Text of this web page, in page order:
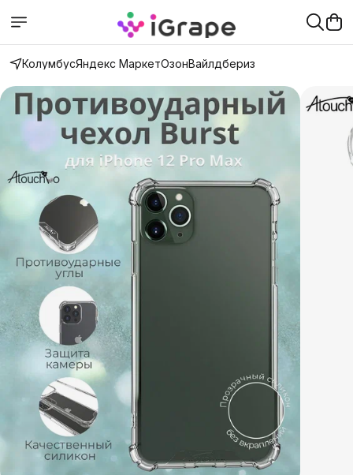
КолумбусЯндекс МаркетОзонВайлдбериз